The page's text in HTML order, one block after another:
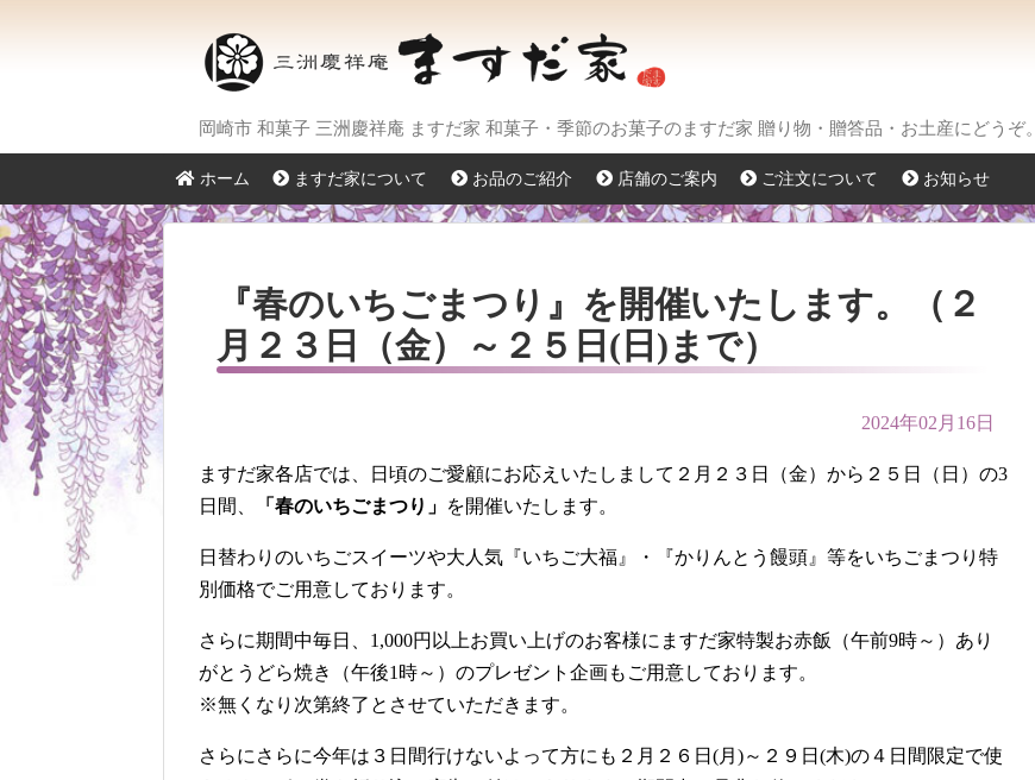
岡崎市 和菓子 三洲慶祥庵 ますだ家 和菓子・季節のお菓子のますだ家 贈り物・贈答品・お土産にどうぞ。
ホーム ますだ家について お品のご紹介 店舗のご案内 ご注文について お知らせ
『春のいちごまつり』を開催いたします。（２
月２３日（金）～２５日(日)まで）
2024年02月16日
ますだ家各店では、日頃のご愛顧にお応えいたしまして２月２３日（金）から２５日（日）の3
日間、
「春のいちごまつり」 を開催いたします。
日替わりのいちごスイーツや大人気『いちご大福』・『かりんとう饅頭』等をいちごまつり特
別価格でご用意しております。
さらに期間中毎日、1,000円以上お買い上げのお客様にますだ家特製お赤飯（午前9時～）あり
がとうどら焼き（午後1時～）のプレゼント企画もご用意しております。
※無くなり次第終了とさせていただきます。
さらにさらに今年は３日間行けないよって方にも２月２６日(月)～２９日(木)の４日間限定で使